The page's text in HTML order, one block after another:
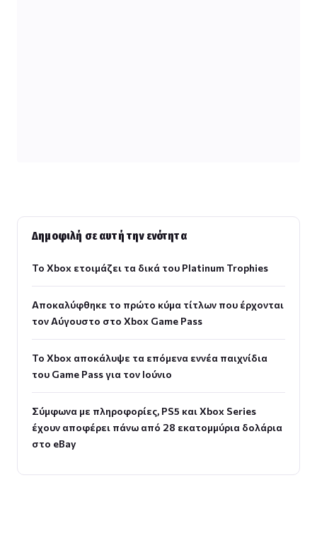
Δημοφιλή σε αυτή την ενότητα
Το Xbox ετοιμάζει τα δικά του Platinum Trophies
Αποκαλύφθηκε το πρώτο κύμα τίτλων που έρχονται
τον Αύγουστο στο Xbox Game Pass
Το Xbox αποκάλυψε τα επόμενα εννέα παιχνίδια
του Game Pass για τον Ιούνιο
Σύμφωνα με πληροφορίες, PS5 και Xbox Series
έχουν αποφέρει πάνω από 28 εκατομμύρια δολάρια
στο eBay